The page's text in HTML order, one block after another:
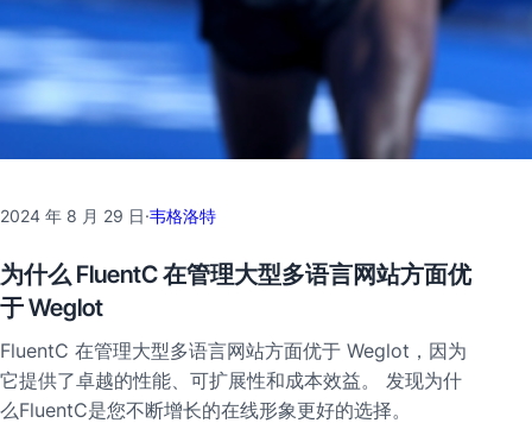
2024 年 8 月 29 日·韦格洛特
为什么 FluentC 在管理大型多语言网站方面优
于 Weglot
FluentC 在管理大型多语言网站方面优于 Weglot，因为
它提供了卓越的性能、可扩展性和成本效益。 发现为什
么FluentC是您不断增长的在线形象更好的选择。